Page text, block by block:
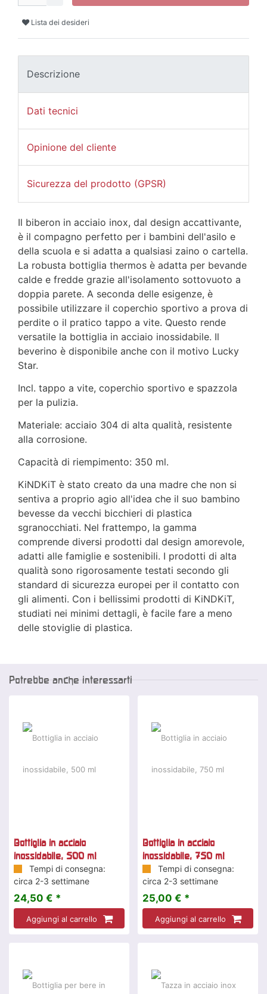
Lista dei desideri
Descrizione
Dati tecnici
Opinione del cliente
Sicurezza del prodotto (GPSR)
Il biberon in acciaio inox, dal design accattivante,
è il compagno perfetto per i bambini dell'asilo e
della scuola e si adatta a qualsiasi zaino o cartella.
La robusta bottiglia thermos è adatta per bevande
calde e fredde grazie all'isolamento sottovuoto a
doppia parete. A seconda delle esigenze, è
possibile utilizzare il coperchio sportivo a prova di
perdite o il pratico tappo a vite. Questo rende
versatile la bottiglia in acciaio inossidabile. Il
beverino è disponibile anche con il motivo Lucky
Star.
Incl. tappo a vite, coperchio sportivo e spazzola
per la pulizia.
Materiale: acciaio 304 di alta qualità, resistente
alla corrosione.
Capacità di riempimento: 350 ml.
KiNDKiT è stato creato da una madre che non si
sentiva a proprio agio all'idea che il suo bambino
bevesse da vecchi bicchieri di plastica
sgranocchiati. Nel frattempo, la gamma
comprende diversi prodotti dal design amorevole,
adatti alle famiglie e sostenibili. I prodotti di alta
qualità sono rigorosamente testati secondo gli
standard di sicurezza europei per il contatto con
gli alimenti. Con i bellissimi prodotti di KiNDKiT,
studiati nei minimi dettagli, è facile fare a meno
delle stoviglie di plastica.
Potrebbe anche interessarti
Bottiglia in acciaio
inossidabile, 500 ml
Tempi di consegna:
circa 2-3 settimane
24,50 € *
Aggiungi al carrello
Bottiglia in acciaio
inossidabile, 750 ml
Tempi di consegna:
circa 2-3 settimane
25,00 € *
Aggiungi al carrello